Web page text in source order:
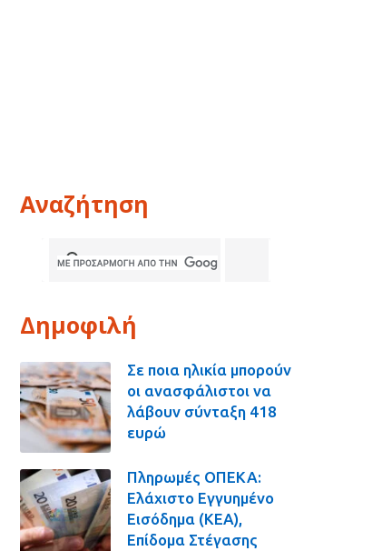
Αναζήτηση
Δημοφιλή
Σε ποια ηλικία μπορούν
οι ανασφάλιστοι να
λάβουν σύνταξη 418
ευρώ
Πληρωμές ΟΠΕΚΑ:
Ελάχιστο Εγγυημένο
Εισόδημα (ΚΕΑ),
Επίδομα Στέγασης